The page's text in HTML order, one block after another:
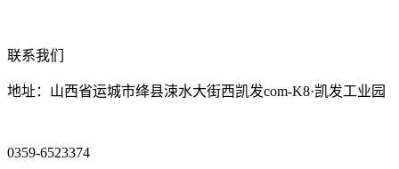
联系我们
地址：山西省运城市绛县涑水大街西凯发com-K8·凯发工业园
0359-6523374